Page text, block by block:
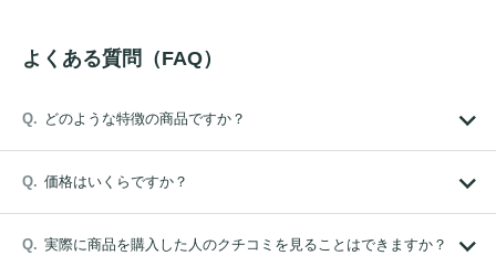
よくある質問（FAQ）
どのような特徴の商品ですか？
価格はいくらですか？
実際に商品を購入した人のクチコミを見ることはできますか？